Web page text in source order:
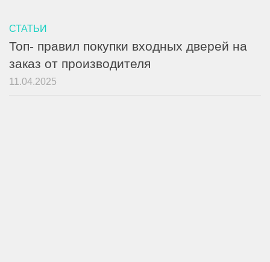
СТАТЬИ
Топ- правил покупки входных дверей на
заказ от производителя
11.04.2025